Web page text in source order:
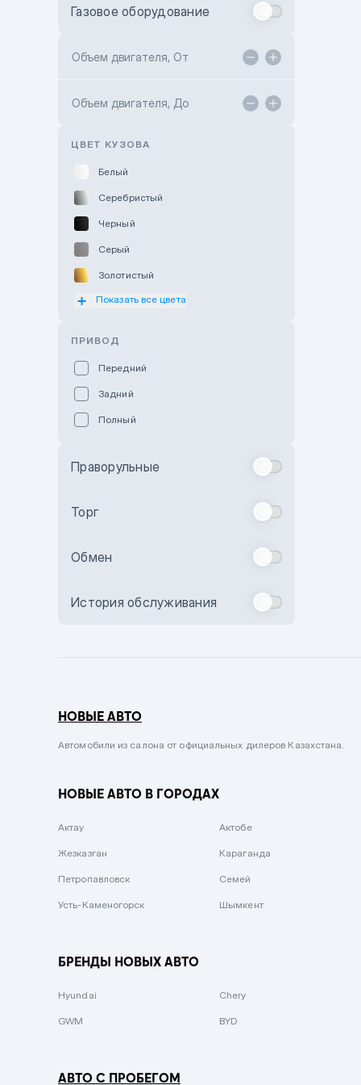
Toyota Kokshetau
Hyundai ShymCity
Газовое оборудование
Объем двигателя, От
Объем двигателя, До
ЦВЕТ КУЗОВА
Белый
Серебристый
Черный
Серый
Золотистый
Оранжевый
Бежевый
Комбинированный
Сиреневый металлик
Вишневый
Зеленый металлик
Показать все цвета
ПРИВОД
Передний
Задний
Полный
Праворульные
Торг
Обмен
История обслуживания
НОВЫЕ АВТО
Автомобили из салона от официальных дилеров Казахстана.
НОВЫЕ АВТО В ГОРОДАХ
Актау Актобе
Жезказган Караганда
Петропавловск Семей
Усть-Каменогорск Шымкент
БРЕНДЫ НОВЫХ АВТО
Hyundai Chery
GWM BYD
АВТО С ПРОБЕГОМ